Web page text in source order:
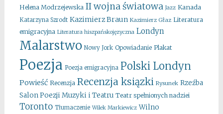
Helena Modrzejewska II wojna światowa Jazz Kanada
Katarzyna Szrodt Kazimierz Braun Kazimierz Głaz Literatura
emigracyjna Literatura hiszpańskojęzyczna Londyn
Malarstwo Nowy Jork Opowiadanie Plakat
Poezja Poezja emigracyjna Polski Londyn
Powieść Recenzja Recenzja ksiązki Rysunek Rzeźba
Salon Poezji Muzyki i Teatru Teatr spełnionych nadziei
Toronto Tłumaczenie Wilek Markiewicz Wilno